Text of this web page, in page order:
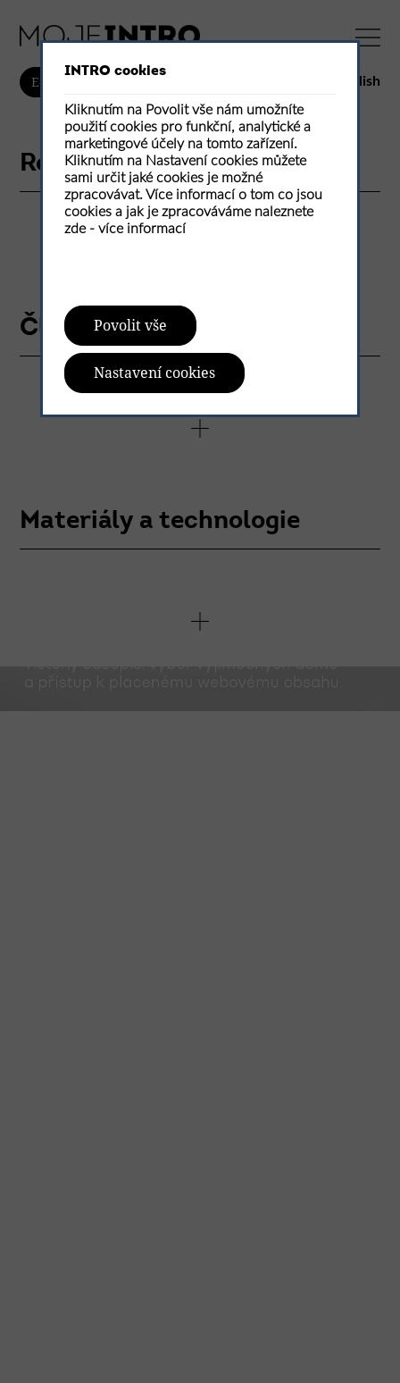
INTRO cookies
Kliknutím na Povolit vše nám umožníte
použití cookies pro funkční, analytické a
marketingové účely na tomto zařízení.
Kliknutím na Nastavení cookies můžete
sami určit jaké cookies je možné
zpracovávat. Více informací o tom co jsou
cookies a jak je zpracováváme naleznete
zde - více informací
Povolit vše
Nastavení cookies
E-shop English
Realizace
Články
Materiály a technologie